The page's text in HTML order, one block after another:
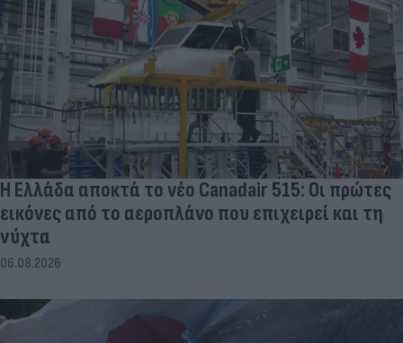
Η Ελλάδα αποκτά το νέο Canadair 515: Οι πρώτες
εικόνες από το αεροπλάνο που επιχειρεί και τη
νύχτα
06.08.2026